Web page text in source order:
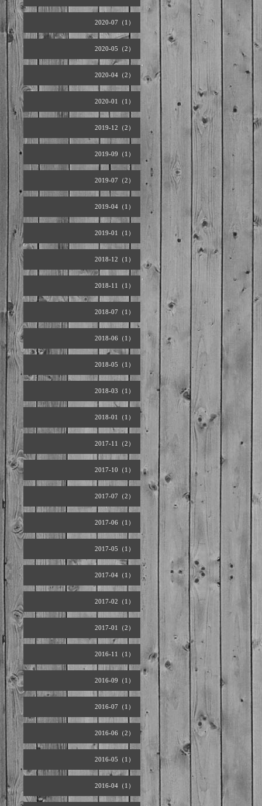
2020-07（1）
2020-05（2）
2020-04（2）
2020-01（1）
2019-12（2）
2019-09（1）
2019-07（2）
2019-04（1）
2019-01（1）
2018-12（1）
2018-11（1）
2018-07（1）
2018-06（1）
2018-05（1）
2018-03（1）
2018-01（1）
2017-11（2）
2017-10（1）
2017-07（2）
2017-06（1）
2017-05（1）
2017-04（1）
2017-02（1）
2017-01（2）
2016-11（1）
2016-09（1）
2016-07（1）
2016-06（2）
2016-05（1）
2016-04（1）